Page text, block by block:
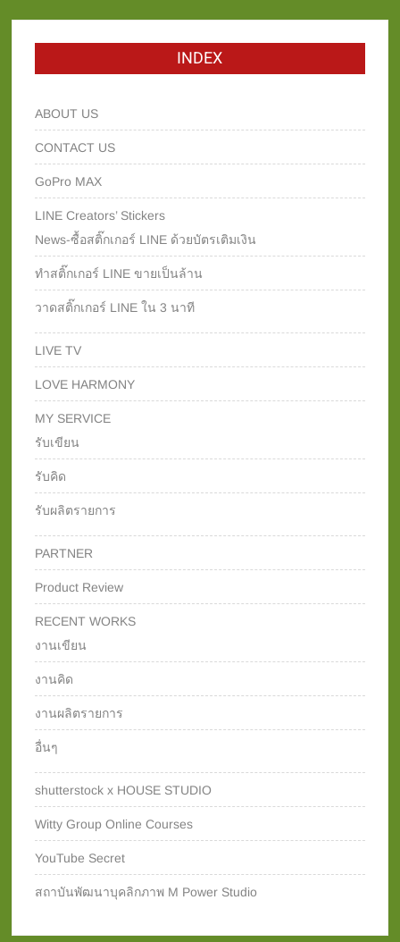
INDEX
ABOUT US
CONTACT US
GoPro MAX
LINE Creators’ Stickers
News-ซื้อสติ๊กเกอร์ LINE ด้วยบัตรเติมเงิน
ทำสติ๊กเกอร์ LINE ขายเป็นล้าน
วาดสติ๊กเกอร์ LINE ใน 3 นาที
LIVE TV
LOVE HARMONY
MY SERVICE
รับเขียน
รับคิด
รับผลิตรายการ
PARTNER
Product Review
RECENT WORKS
งานเขียน
งานคิด
งานผลิตรายการ
อื่นๆ
shutterstock x HOUSE STUDIO
Witty Group Online Courses‎
YouTube Secret
สถาบันพัฒนาบุคลิกภาพ M Power Studio